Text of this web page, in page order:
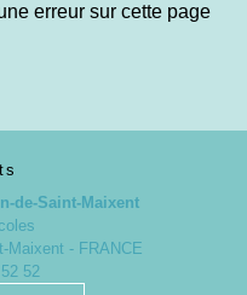
erreur sur cette page
de-Saint-Maixent
Maixent - FRANCE
52